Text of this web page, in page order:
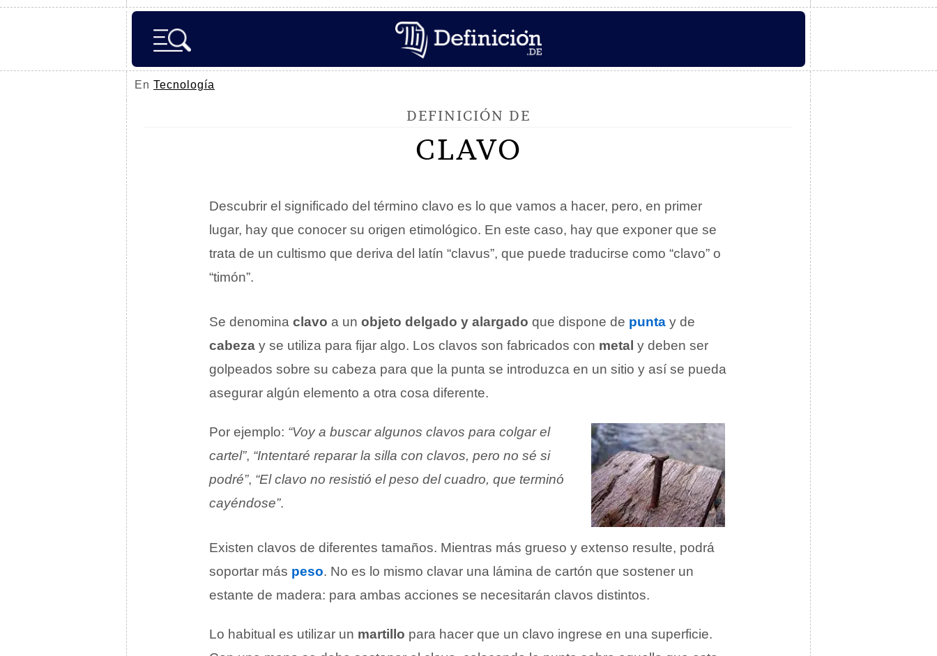
En Tecnología
DEFINICIÓN DE
CLAVO
Descubrir el significado del término clavo es lo que vamos a hacer, pero, en primer
lugar, hay que conocer su origen etimológico. En este caso, hay que exponer que se
trata de un cultismo que deriva del latín “clavus”, que puede traducirse como “clavo” o
“timón”.
Se denomina clavo a un objeto delgado y alargado que dispone de punta y de
cabeza y se utiliza para fijar algo. Los clavos son fabricados con metal y deben ser
golpeados sobre su cabeza para que la punta se introduzca en un sitio y así se pueda
asegurar algún elemento a otra cosa diferente.
Por ejemplo: “Voy a buscar algunos clavos para colgar el
cartel”, “Intentaré reparar la silla con clavos, pero no sé si
podré”, “El clavo no resistió el peso del cuadro, que terminó
cayéndose”.
Existen clavos de diferentes tamaños. Mientras más grueso y extenso resulte, podrá
soportar más peso. No es lo mismo clavar una lámina de cartón que sostener un
estante de madera: para ambas acciones se necesitarán clavos distintos.
Lo habitual es utilizar un martillo para hacer que un clavo ingrese en una superficie.